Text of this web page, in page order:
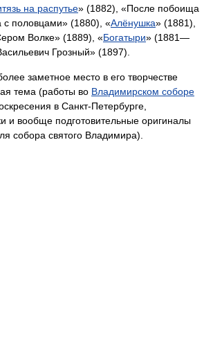
на распутье» (1882), «После побоища
с половцами» (1880), «Алёнушка» (1881),
Волке» (1889), «Богатыри» (1881—
Грозный» (1897).
заметное место в его творчестве
тема (работы во Владимирском соборе
в Санкт-Петербурге,
и вообще подготовительные оригиналы
собора святого Владимира).